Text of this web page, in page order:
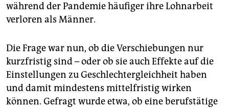
während der Pandemie häufiger ihre Lohnarbeit
verloren als Männer.
Die Frage war nun, ob die Verschiebungen nur
kurzfristig sind – oder ob sie auch Effekte auf die
Einstellungen zu Geschlechtergleichheit haben
und damit mindestens mittelfristig wirken
können. Gefragt wurde etwa, ob eine berufstätige